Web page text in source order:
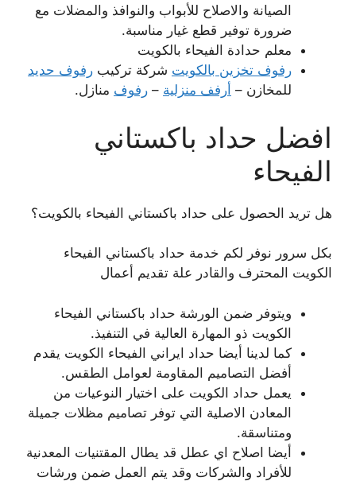
الصيانة والاصلاح للأبواب والنوافذ والمضلات مع
ضرورة توفير قطع غيار مناسبة.
معلم حدادة الفيحاء بالكويت
رفوف تخزين بالكويت شركة تركيب رفوف حديد
للمخازن – أرفف منزلية – رفوف منازل.
افضل حداد باكستاني
الفيحاء
هل تريد الحصول على حداد باكستاني الفيحاء بالكويت؟
بكل سرور نوفر لكم خدمة حداد باكستاني الفيحاء
الكويت المحترف والقادر علة تقديم أعمال
ويتوفر ضمن الورشة حداد باكستاني الفيحاء
الكويت ذو المهارة العالية في التنفيذ.
كما لدينا أيضا حداد ايراني الفيحاء الكويت يقدم
أفضل التصاميم المقاومة لعوامل الطقس.
يعمل حداد الكويت على اختيار النوعيات من
المعادن الاصلية التي توفر تصاميم مظلات جميلة
ومتناسقة.
أيضا اصلاح اي عطل قد يطال المقتنيات المعدنية
للأفراد والشركات وقد يتم العمل ضمن ورشات